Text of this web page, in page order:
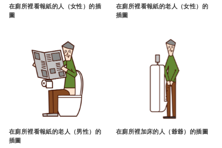
在廁所裡看報紙的人（女性）的插
圖
在廁所裡看報紙的老人（女性）的
插圖
在廁所裡看報紙的老人（男性）的
插圖
在廁所裡加床的人（爺爺）的插圖